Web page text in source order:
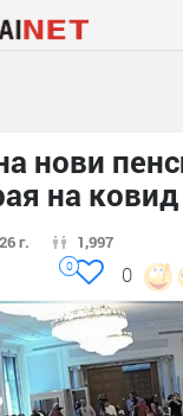
нови
на
г. 1,997
0
0